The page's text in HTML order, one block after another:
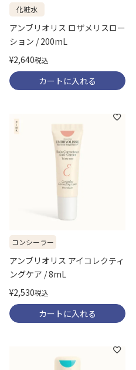
化粧水
アンブリオリス ロザメリスロー
ション / 200mL
¥2,640税込
カートに入れる
コンシーラー
アンブリオリス アイコレクティ
ングケア / 8mL
¥2,530税込
カートに入れる